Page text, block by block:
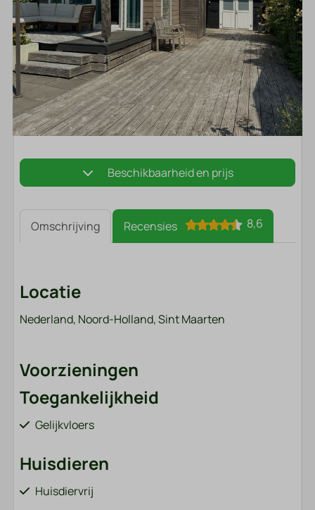
Beschikbaarheid en prijs
Omschrijving Recensies 8,6
Locatie
Nederland, Noord-Holland, Sint Maarten
Voorzieningen
Toegankelijkheid
Gelijkvloers
Huisdieren
Huisdiervrij